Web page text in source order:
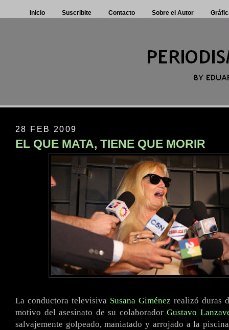
Inicio Suscribite Contacto Sobre el Autor
28 FEB 2009
EL QUE MATA, TIENE QUE MORIR
La conductora televisiva Susana Giménez realizó duras
motivo del asesinato de su colaborador Gustavo
salvajemente golpeado, maniatado y arrojado a la